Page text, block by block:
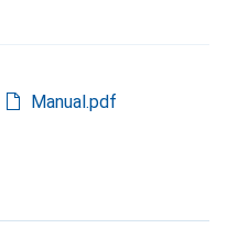
Manual.pdf